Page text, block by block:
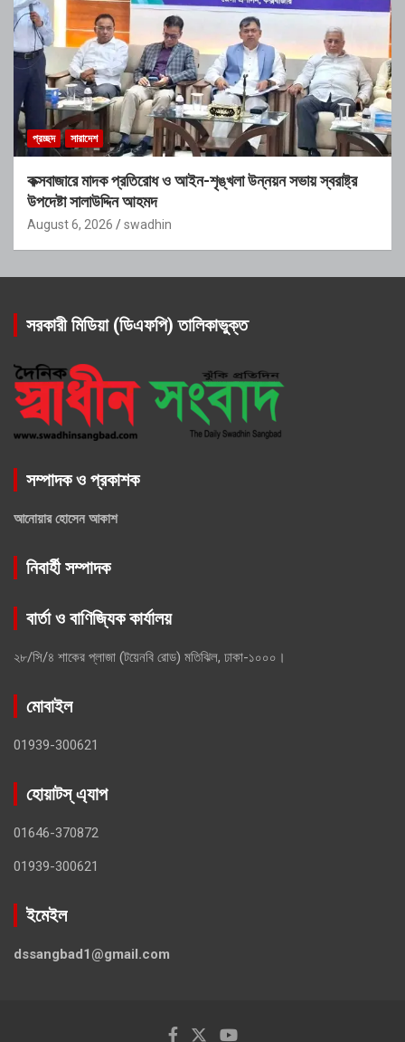
প্রচ্ছদ সারাদেশ
কক্সবাজারে মাদক প্রতিরোধ ও আইন-শৃঙ্খলা উন্নয়ন সভায় স্বরাষ্ট্র
উপদেষ্টা সালাউদ্দিন আহমদ
August 6, 2026 swadhin
সরকারী মিডিয়া (ডিএফপি) তালিকাভুক্ত
সম্পাদক ও প্রকাশক
আনোয়ার হোসেন আকাশ
নিবার্হী সম্পাদক
বার্তা ও বাণিজ্যিক কার্যালয়
২৮/সি/৪ শাকের প্লাজা (টয়েনবি রোড) মতিঝিল, ঢাকা-১০০০।
মোবাইল
01939-300621
হোয়াটস্ এ্যাপ
01646-370872
01939-300621
ইমেইল
dssangbad1@gmail.com